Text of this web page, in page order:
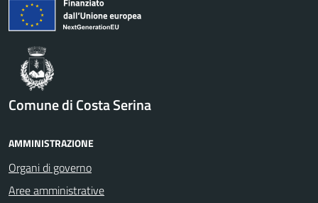
Comune di Costa Serina
AMMINISTRAZIONE
Organi di governo
Aree amministrative